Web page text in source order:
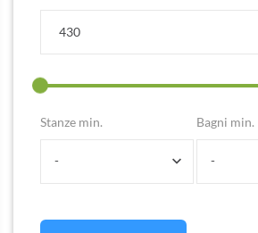
Stanze min.
-
Bagni min.
-